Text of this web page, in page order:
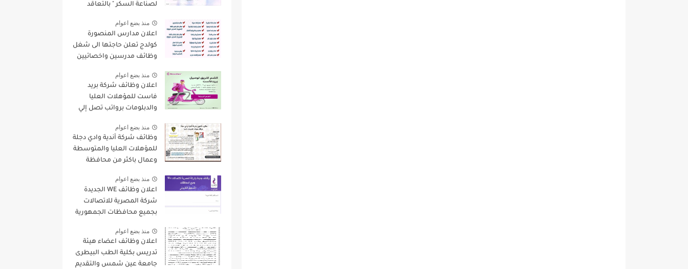
لصناعة السكر " بالتعاقد
منذ بضع اعوام
اعلان مدارس المنصورة
كولدج تعلن حاجتها الى شغل
وظائف مدرسين واخصائيين
التخصصات للعام الدراسى
الجديد 2022 / 2023
منذ بضع اعوام
اعلان وظائف شركة بريد
فاست للمؤهلات العليا
والدبلومات برواتب تصل إلي
منذ بضع اعوام
وظائف شركة أندية وادي دجلة
للمؤهلات العليا والمتوسطة
وعمال باكثر من محافظة
منذ بضع اعوام
اعلان وظائف WE الجديدة
شركة المصرية للاتصالات
بجميع محافظات الجمهورية
منذ بضع اعوام
اعلان وظائف اعضاء هيئة
تدريس بكلية الطب البيطرى
جامعة عين شمس والتقديم